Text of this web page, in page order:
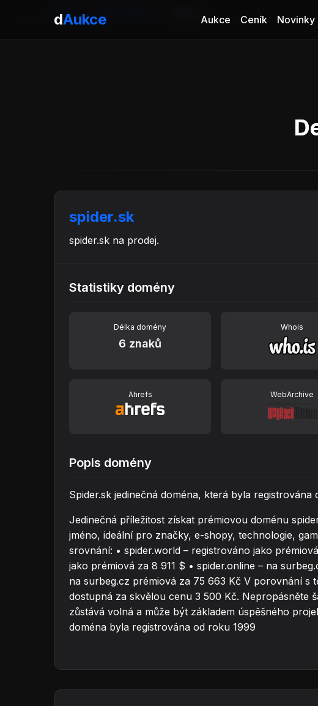
dAukce Aukce Ceník Novinky
Domů spider.sk
spider.sk
spider.sk na prodej.
Statistiky domény
Délka domény
6 znaků
Whois
Ahrefs WebArchive
Popis domény
Spider.sk jedinečná doména, která byla registrována
Jedinečná příležitost získat prémiovou doménu
jméno, ideální pro značky, e-shopy, technologie,
srovnání: • spider.world – registrováno jako
jako prémiová za 8 911 $ • spider.online – na
na surbeg.cz prémiová za 75 663 Kč V porovnání s
dostupná za skvělou cenu 3 500 Kč. Nepropásněte
zůstává volná a může být základem úspěšného
doména byla registrována od roku 1999